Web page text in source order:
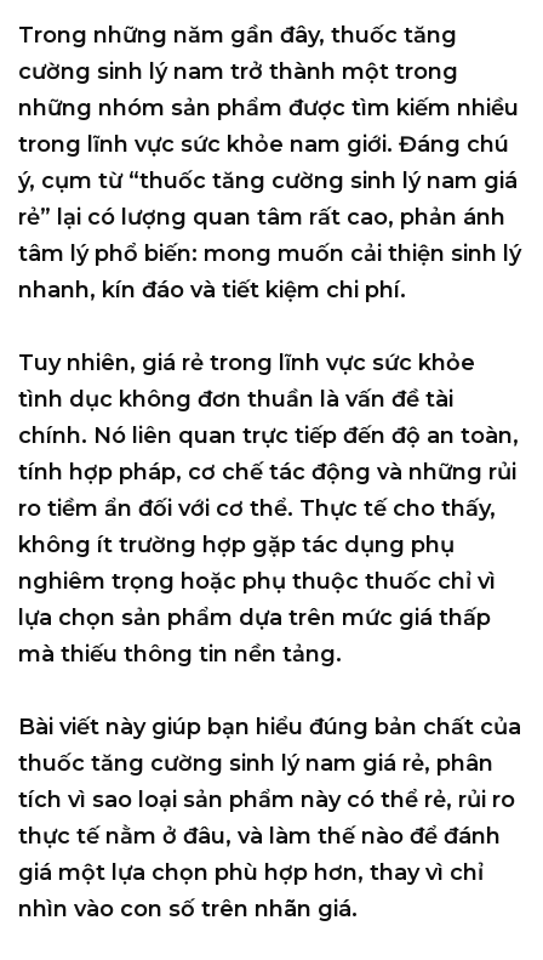
Trong những năm gần đây, thuốc tăng
cường sinh lý nam trở thành một trong
những nhóm sản phẩm được tìm kiếm nhiều
trong lĩnh vực sức khỏe nam giới. Đáng chú
ý, cụm từ “thuốc tăng cường sinh lý nam giá
rẻ” lại có lượng quan tâm rất cao, phản ánh
tâm lý phổ biến: mong muốn cải thiện sinh lý
nhanh, kín đáo và tiết kiệm chi phí.
Tuy nhiên, giá rẻ trong lĩnh vực sức khỏe
tình dục không đơn thuần là vấn đề tài
chính. Nó liên quan trực tiếp đến độ an toàn,
tính hợp pháp, cơ chế tác động và những rủi
ro tiềm ẩn đối với cơ thể. Thực tế cho thấy,
không ít trường hợp gặp tác dụng phụ
nghiêm trọng hoặc phụ thuộc thuốc chỉ vì
lựa chọn sản phẩm dựa trên mức giá thấp
mà thiếu thông tin nền tảng.
Bài viết này giúp bạn hiểu đúng bản chất của
thuốc tăng cường sinh lý nam giá rẻ, phân
tích vì sao loại sản phẩm này có thể rẻ, rủi ro
thực tế nằm ở đâu, và làm thế nào để đánh
giá một lựa chọn phù hợp hơn, thay vì chỉ
nhìn vào con số trên nhãn giá.